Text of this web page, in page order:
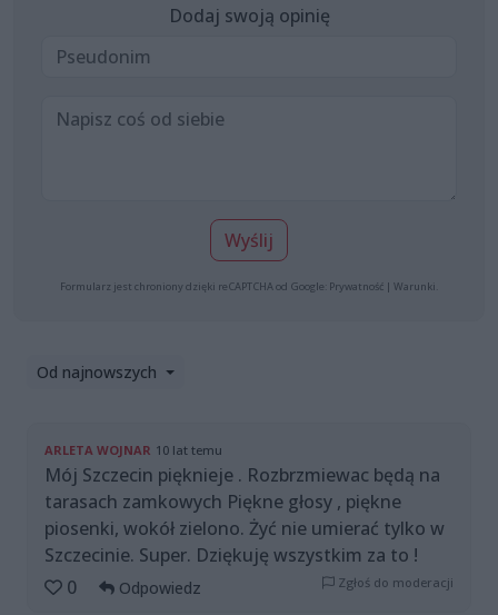
Dodaj swoją opinię
Wyślij
Formularz jest chroniony dzięki reCAPTCHA od Google: Prywatność | Warunki
Od najnowszych
ARLETA WOJNAR 10 lat temu
Mój Szczecin pięknieje . Rozbrzmiewac będą na
tarasach zamkowych Piękne głosy , piękne
piosenki, wokół zielono. Żyć nie umierać tylko w
Szczecinie. Super. Dziękuję wszystkim za to !
0
Odpowiedz Zgłoś do moderacji